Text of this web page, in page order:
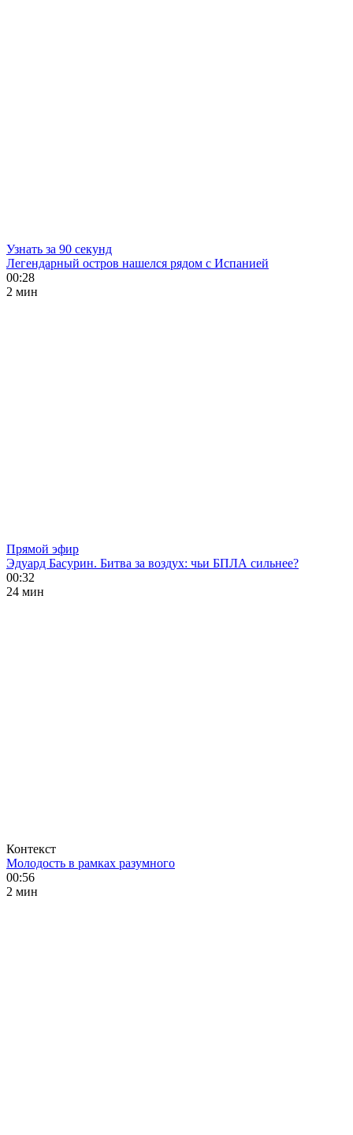
Узнать за 90 секунд
Легендарный остров нашелся рядом с Испанией
00:28
2 мин
Прямой эфир
Эдуард Басурин. Битва за воздух: чьи БПЛА сильнее?
00:32
24 мин
Контекст
Молодость в рамках разумного
00:56
2 мин